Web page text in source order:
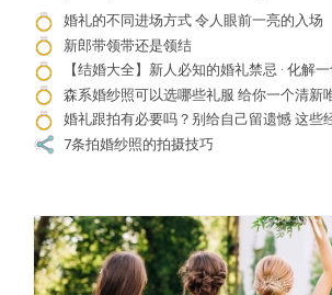
婚礼的不同进场方式 令人眼前一亮的入场
新郎带领带还是领结
【结婚大全】新人必知的婚礼禁忌 · 化解
森系婚纱照可以选哪些礼服 给你一个清新
婚礼跟拍有必要吗？别给自己留遗憾 这些
7条拍婚纱照的拍摄技巧